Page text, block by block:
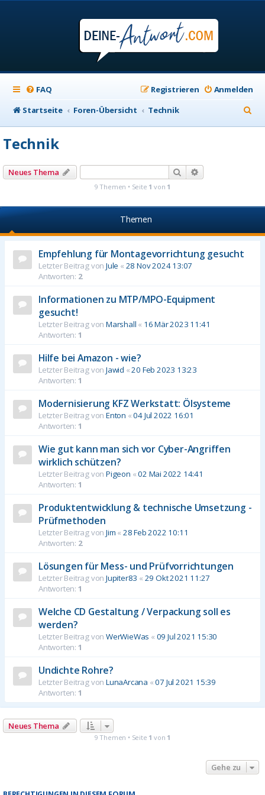
FAQ Anmelden
Registrieren
Startseite
Foren-Übersicht Technik
u
Technik
Neues Thema Suche
9 Themen • Seite 1 von 1
Themen
Empfehlung für Montagevorrichtung gesucht
Letzter Beitrag von Jule « 28 Nov 2024 13:07
Antworten: 2
Informationen zu MTP/MPO-Equipment
gesucht!
Letzter Beitrag von Marshall « 16 Mär 2023 11:41
Antworten: 1
Hilfe bei Amazon - wie?
Letzter Beitrag von Jawid «20 Feb 2023 13:23
Antworten: 1
Modernisierung KFZ Werkstatt: Ölsysteme
Letzter Beitrag von Enton «04 Jul 2022 16:01
Antworten: 1
Wie gut kann man sich vor Cyber-Angriffen
wirklich schützen?
Letzter Beitrag von Pigeon «02 Mai 2022 14:41
Antworten: 1
Produktentwicklung & technische Umsetzung -
Prüfmethoden
Letzter Beitrag von Jim « 28 Feb 2022 10:11
Antworten: 2
Lösungen für Mess- und Prüfvorrichtungen
Letzter Beitrag von Jupiter83 « 29 Okt 2021 11:27
Antworten: 1
Welche CD Gestaltung / Verpackung soll es
werden?
Letzter Beitrag von WerWieWas « 09 Jul 2021 15:30
Antworten: 1
Undichte Rohre?
Letzter Beitrag von LunaArcana «07 Jul 2021 15:39
Antworten: 1
Neues Thema
9 Themen • Seite 1 von 1
Gehe zu